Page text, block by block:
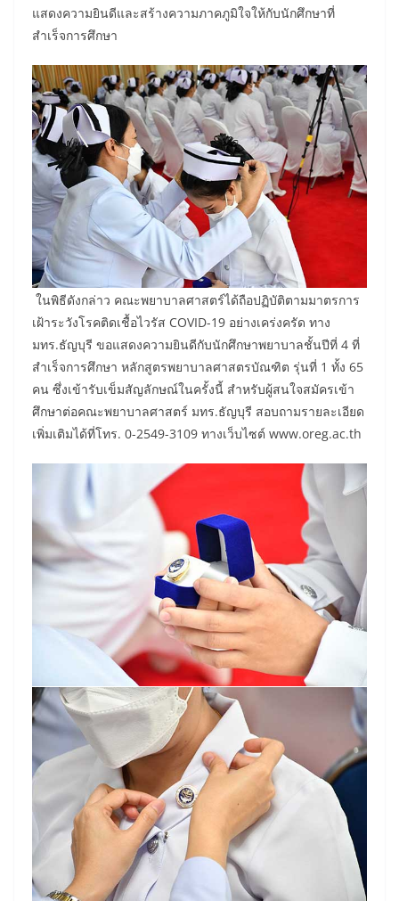
แสดงความยินดีและสร้างความภาคภูมิใจให้กับนักศึกษาที่
สำเร็จการศึกษา
ในพิธีดังกล่าว คณะพยาบาลศาสตร์ได้ถือปฏิบัติตามมาตรการ
เฝ้าระวังโรคติดเชื้อไวรัส COVID-19 อย่างเคร่งครัด ทาง
มทร.ธัญบุรี ขอแสดงความยินดีกับนักศึกษาพยาบาลชั้นปีที่ 4 ที่
สำเร็จการศึกษา หลักสูตรพยาบาลศาสตรบัณฑิต รุ่นที่ 1 ทั้ง 65
คน ซึ่งเข้ารับเข็มสัญลักษณ์ในครั้งนี้ สำหรับผู้สนใจสมัครเข้า
ศึกษาต่อคณะพยาบาลศาสตร์ มทร.ธัญบุรี สอบถามรายละเอียด
เพิ่มเติมได้ที่โทร. 0-2549-3109 ทางเว็บไซต์ www.oreg.ac.th